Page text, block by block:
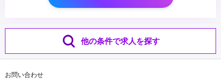
他の条件で求人を探す
お問い合わせ